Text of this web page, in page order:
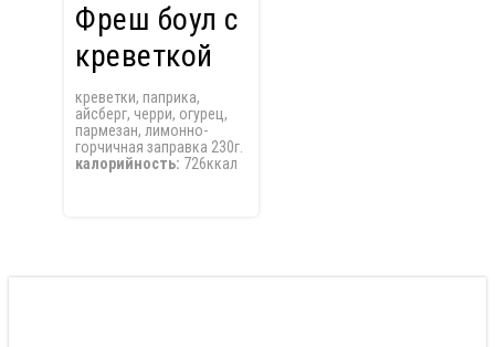
Фреш боул с
креветкой
креветки, паприка,
айсберг, черри, огурец,
пармезан, лимонно-
горчичная заправка 230г.
калорийность: 726ккал